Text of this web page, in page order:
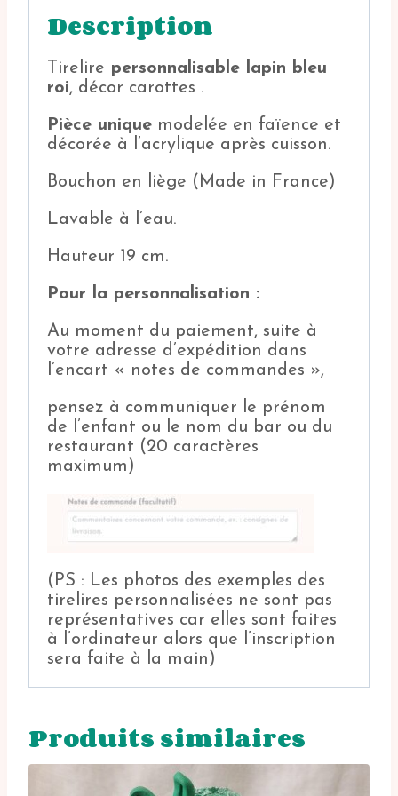
Description
Tirelire personnalisable lapin bleu
roi, décor carottes .
Pièce unique modelée en faïence et
décorée à l’acrylique après cuisson.
Bouchon en liège (Made in France)
Lavable à l’eau.
Hauteur 19 cm.
Pour la personnalisation :
Au moment du paiement, suite à
votre adresse d’expédition dans
l’encart « notes de commandes »,
pensez à communiquer le prénom
de l’enfant ou le nom du bar ou du
restaurant (20 caractères
maximum)
(PS : Les photos des exemples des
tirelires personnalisées ne sont pas
représentatives car elles sont faites
à l’ordinateur alors que l’inscription
sera faite à la main)
Produits similaires